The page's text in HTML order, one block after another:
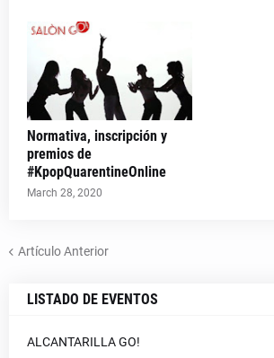
Normativa, inscripción y
premios de
#KpopQuarentineOnline
March 28, 2020
Artículo Anterior
LISTADO DE EVENTOS
ALCANTARILLA GO!